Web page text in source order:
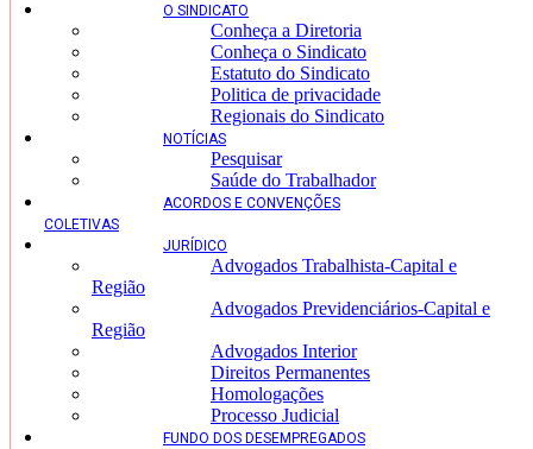
O SINDICATO
Conheça a Diretoria
Conheça o Sindicato
Estatuto do Sindicato
Politica de privacidade
Regionais do Sindicato
NOTÍCIAS
Pesquisar
Saúde do Trabalhador
ACORDOS E CONVENÇÕES
COLETIVAS
JURÍDICO
Advogados Trabalhista-Capital e
Região
Advogados Previdenciários-Capital e
Região
Advogados Interior
Direitos Permanentes
Homologações
Processo Judicial
FUNDO DOS DESEMPREGADOS